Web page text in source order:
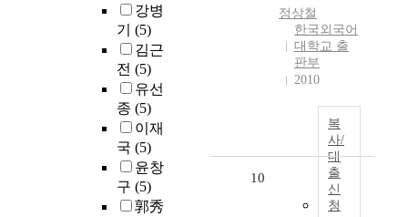
강병
기 (5)
김근
전 (5)
유선
종 (5)
이재
국 (5)
윤창
구 (5)
郭秀
정상철
한국외국어
대학교 출
판부
2010
복
사/
대
출
신
청
10